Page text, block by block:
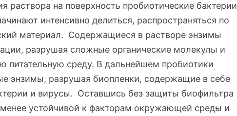
раствора на поверхность пробиотические бактерии
интенсивно делиться, распространяться по
материал. Содержащиеся в растворе энзимы
разрушая сложные органические молекулы и
питательную среду. В дальнейшем пробиотики
энзимы, разрушая биопленки, содержащие в себе
и вирусы. Оставшись без защиты биофильтра
менее устойчивой к факторам окружающей среды и